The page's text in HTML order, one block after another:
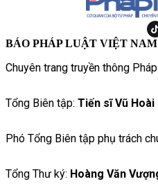
BÁO PHÁP LUẬT VIỆT NAM
Chuyên trang truyền thông
Tổng Biên tập: Tiến sĩ Vũ Hoài
Phó Tổng Biên tập phụ trách
Tổng Thư ký: Hoàng Văn